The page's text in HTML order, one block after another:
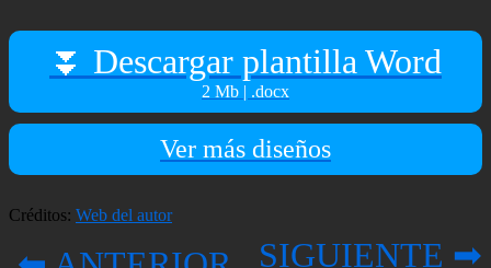
⏬ Descargar plantilla Word
2 Mb | .docx
Ver más diseños
Créditos: Web del autor
SIGUIENTE ➡